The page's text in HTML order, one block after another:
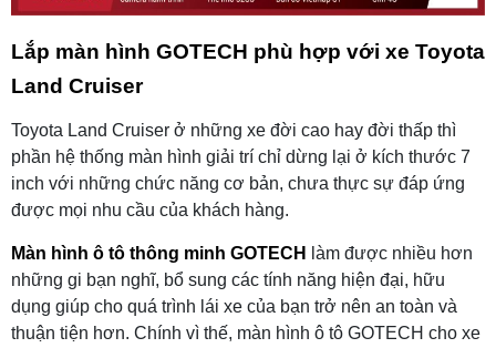
Lắp màn hình GOTECH phù hợp với xe Toyota
Land Cruiser
Toyota Land Cruiser ở những xe đời cao hay đời thấp thì
phần hệ thống màn hình giải trí chỉ dừng lại ở kích thước 7
inch với những chức năng cơ bản, chưa thực sự đáp ứng
được mọi nhu cầu của khách hàng.
Màn hình ô tô thông minh GOTECH
làm được nhiều hơn
những gi bạn nghĩ, bổ sung các tính năng hiện đại, hữu
dụng giúp cho quá trình lái xe của bạn trở nên an toàn và
thuận tiện hơn. Chính vì thế, màn hình ô tô GOTECH cho xe